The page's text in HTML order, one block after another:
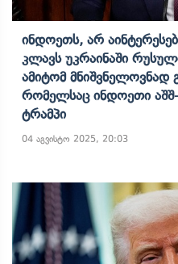
Ინდოეთს, Არ
Კლავს Უკრაინაში
Ამიტომ Მნიშვნელოვნად
Რომელსაც Ინდოეთი
Ტრამპი
04 აგვისტო 2025, 20:03